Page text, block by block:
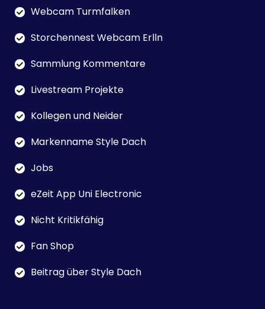
Webcam Turmfalken
Storchennest Webcam Erlln
Sammlung Kommentare
Livestream Projekte
Kollegen und Neider
Markenname Style Dach
Jobs
eZeit App Uni Electronic
Nicht Kritikfähig
Fan Shop
Beitrag über Style Dach